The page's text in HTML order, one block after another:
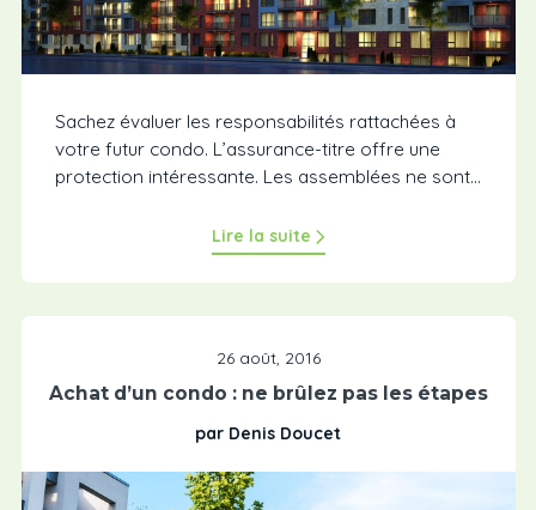
Sachez évaluer les responsabilités rattachées à
votre futur condo. L’assurance-titre offre une
protection intéressante. Les assemblées ne sont...
Lire la suite
26 août, 2016
Achat d’un condo : ne brûlez pas les étapes
par Denis Doucet